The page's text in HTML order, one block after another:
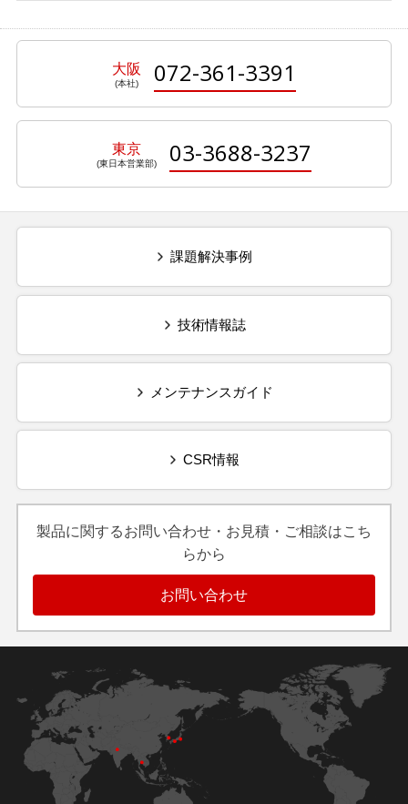
大阪 072-361-3391
東京 03-3688-3237
課題解決事例
技術情報誌
メンテナンスガイド
CSR情報
製品に関するお問い合わせ・お見積・ご相談はこち
らから
お問い合わせ